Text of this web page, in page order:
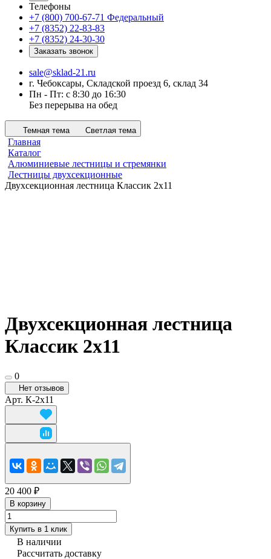
Телефоны
+7 (800) 700-67-71 Федеральный
+7 (8352) 22-83-83
+7 (8352) 24-30-30
Заказать звонок
sale@sklad-21.ru
г. Чебоксары, Складской проезд 6, склад 34
Пн - Пт: с 8:30 до 16:30
Без перерыва на обед
Темная тема Светлая тема
Главная
Каталог
Алюминиевые лестницы и стремянки
Лестницы двухсекционные
Двухсекционная лестница Классик 2х11
Двухсекционная лестница
Классик 2х11
0
Нет отзывов
Арт. К-2х11
20 400 ₽
В корзину
Купить в 1 клик
В наличии
Рассчитать доставку